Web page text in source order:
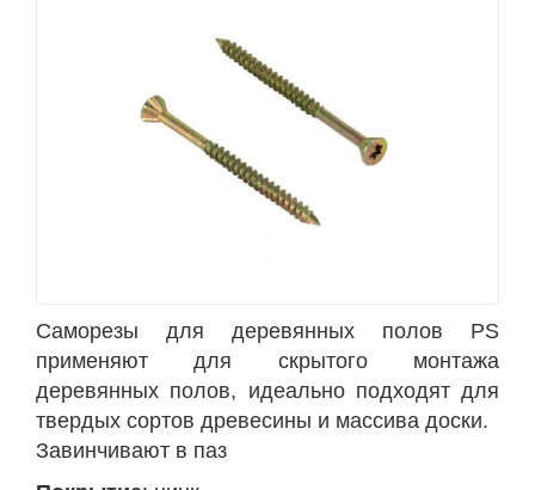
Саморезы для деревянных полов PS
применяют для скрытого монтажа
деревянных полов, идеально подходят для
твердых сортов древесины и массива доски.
Завинчивают в паз